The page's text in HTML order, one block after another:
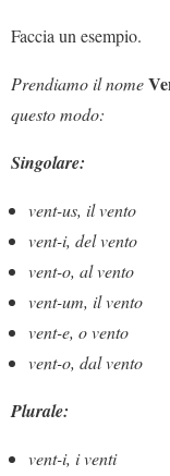
Faccia un esempio.
Prendiamo il nome
questo modo:
Singolare:
vent-us, il vento
vent-i, del vento
vent-o, al vento
vent-um, il vento
vent-e, o vento
vent-o, dal vento
Plurale:
vent-i, i venti